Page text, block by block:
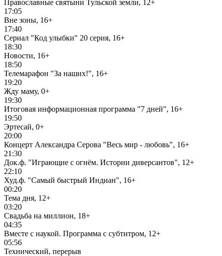
Православные святыни Тульской земли, 12+
17:05
Вне зоны, 16+
17:40
Сериал "Код улыбки" 20 серия, 16+
18:30
Новости, 16+
18:50
Телемарафон "За наших!", 16+
19:20
Жду маму, 0+
19:30
Итоговая информационная программа "7 дней", 16+
19:50
Эртесай, 0+
20:00
Концерт Александра Серова "Весь мир - любовь", 16+
21:30
Док.ф. "Играющие с огнём. Истории диверсантов", 12+
22:10
Худ.ф. "Самый быстрый Индиан", 16+
00:20
Тема дня, 12+
03:20
Свадьба на миллион, 18+
04:35
Вместе с наукой. Программа с субтитром, 12+
05:56
Технический, перерыв